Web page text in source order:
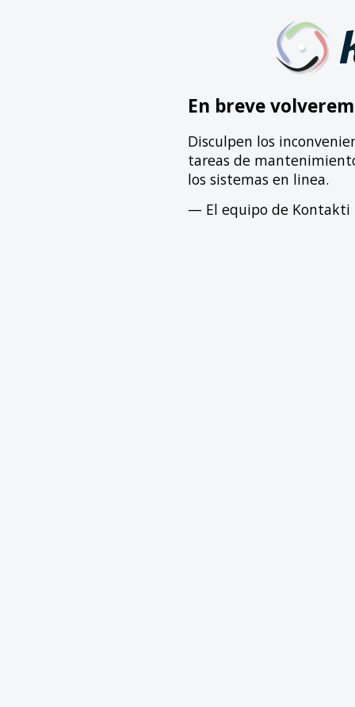
En breve
Disculpen los
tareas de
los sistemas en linea.
— El equipo de Kontakti